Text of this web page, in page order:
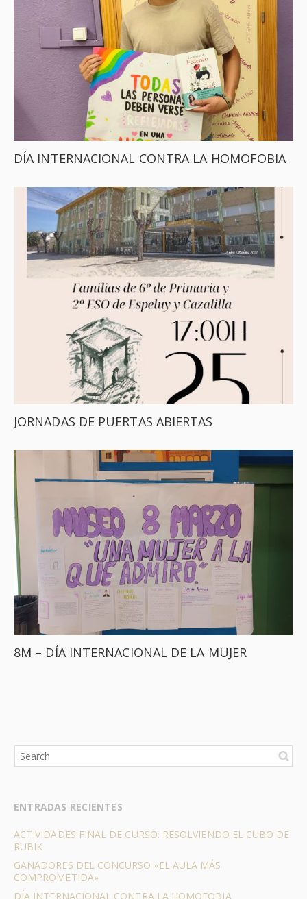
DÍA INTERNACIONAL CONTRA LA HOMOFOBIA
JORNADAS DE PUERTAS ABIERTAS
8M – DÍA INTERNACIONAL DE LA MUJER
ENTRADAS RECIENTES
ACTIVIDADES FINAL DE CURSO: RESOLVIENDO EL CUBO DE
RUBIK
GANADORES DEL CONCURSO «EL AULA MÁS
COMPROMETIDA»
DÍA INTERNACIONAL CONTRA LA HOMOFOBIA